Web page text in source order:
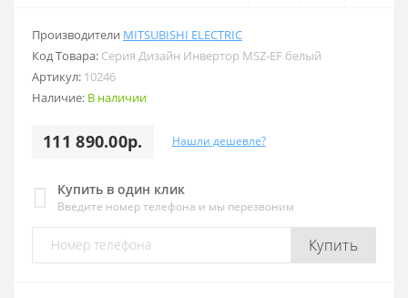
Производители MITSUBISHI ELECTRIC
Код Товара: Серия Дизайн Инвертор MSZ-EF белый
Артикул: 10246
Наличие: В наличии
111 890.00р. Нашли дешевле?
Купить в один клик
Введите номер телефона и мы перезвоним
Купить